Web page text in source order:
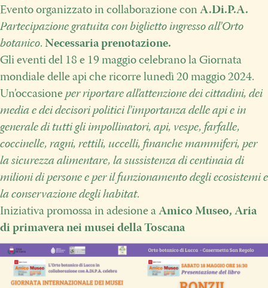
Evento organizzato in collaborazione con A.Di.P.A.
Partecipazione gratuita con biglietto ingresso all’Orto
botanico. Necessaria prenotazione.
Gli eventi del 18 e 19 maggio celebrano la Giornata
mondiale delle api che ricorre lunedì 20 maggio 2024.
Un’occasione per riportare all’attenzione dei cittadini, dei
media e dei decisori politici l’importanza delle api e in
generale di tutti gli impollinatori, api, vespe, farfalle,
coccinelle, ragni, rettili, uccelli, finanche mammiferi, per
la sicurezza alimentare, la sussistenza di centinaia di
milioni di persone e per il funzionamento degli ecosistemi e
la conservazione degli habitat.
Iniziativa promossa in adesione a Amico Museo, Aria
di primavera nei musei della Toscana